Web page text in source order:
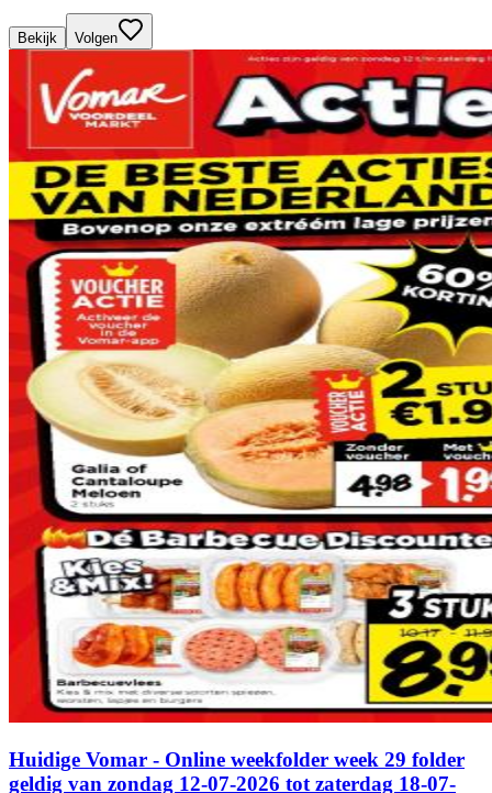
Bekijk Volgen
Huidige Vomar - Online weekfolder week 29 folder
geldig van zondag 12-07-2026 tot zaterdag 18-07-